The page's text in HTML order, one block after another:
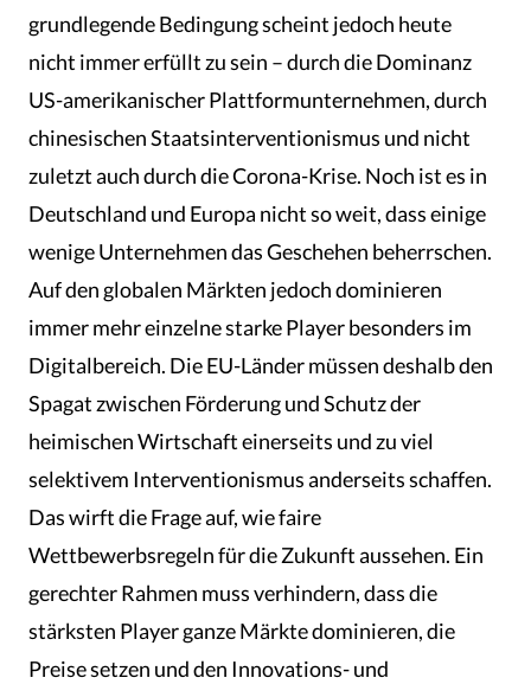
grundlegende Bedingung scheint jedoch heute
nicht immer erfüllt zu sein – durch die Dominanz
US-amerikanischer Plattformunternehmen, durch
chinesischen Staatsinterventionismus und nicht
zuletzt auch durch die Corona-Krise. Noch ist es in
Deutschland und Europa nicht so weit, dass einige
wenige Unternehmen das Geschehen beherrschen.
Auf den globalen Märkten jedoch dominieren
immer mehr einzelne starke Player besonders im
Digitalbereich. Die EU-Länder müssen deshalb den
Spagat zwischen Förderung und Schutz der
heimischen Wirtschaft einerseits und zu viel
selektivem Interventionismus anderseits schaffen.
Das wirft die Frage auf, wie faire
Wettbewerbsregeln für die Zukunft aussehen. Ein
gerechter Rahmen muss verhindern, dass die
stärksten Player ganze Märkte dominieren, die
Preise setzen und den Innovations- und